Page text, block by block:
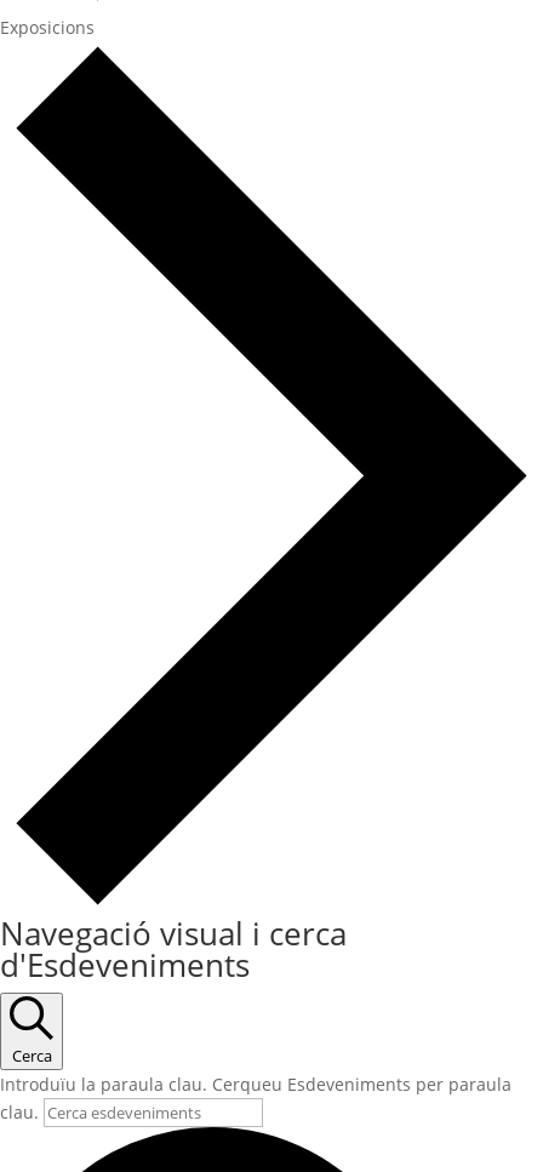
Exposicions
Navegació visual i cerca
d'Esdeveniments
Cerca
Introduïu la paraula clau. Cerqueu Esdeveniments per paraula
clau.